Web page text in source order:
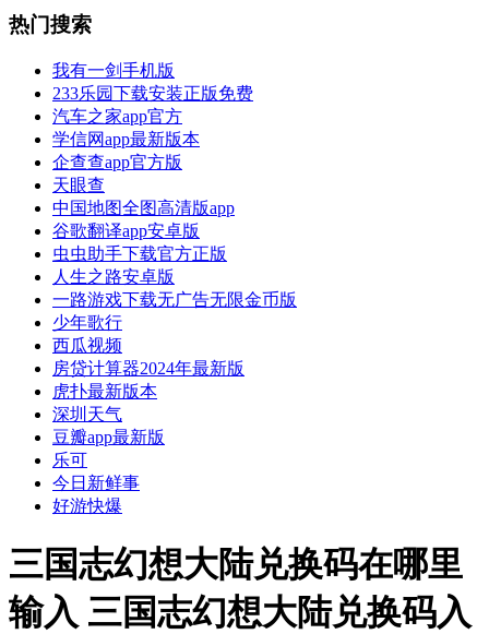
热门搜索
我有一剑手机版
233乐园下载安装正版免费
汽车之家app官方
学信网app最新版本
企查查app官方版
天眼查
中国地图全图高清版app
谷歌翻译app安卓版
虫虫助手下载官方正版
人生之路安卓版
一路游戏下载无广告无限金币版
少年歌行
西瓜视频
房贷计算器2024年最新版
虎扑最新版本
深圳天气
豆瓣app最新版
乐可
今日新鲜事
好游快爆
三国志幻想大陆兑换码在哪里
输入 三国志幻想大陆兑换码入